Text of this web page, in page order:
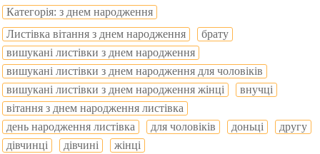
Категорія: з днем народження
Листівка вітання з днем народження
брату
вишукані листівки з днем народження
вишукані листівки з днем народження для чоловіків
вишукані листівки з днем народження жінці
внучці
вітання з днем народження листівка
день народження листівка
для чоловіків доньці
другу
дівчинці
дівчині
жінці